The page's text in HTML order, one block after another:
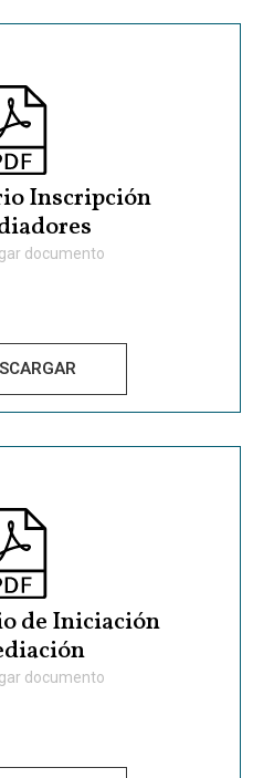
Inscripción
documento
de Iniciación
documento